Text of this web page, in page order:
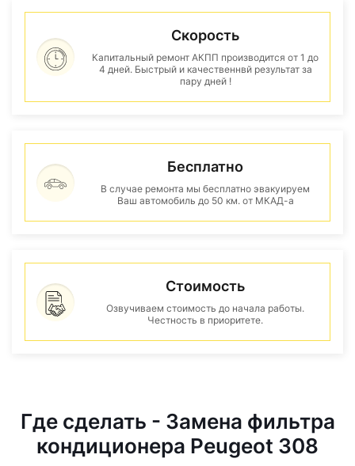
Скорость
Капитальный ремонт АКПП производится от 1 до
4 дней. Быстрый и качественнвй результат за
пару дней !
Бесплатно
В случае ремонта мы бесплатно эвакуируем
Ваш автомобиль до 50 км. от МКАД-а
Стоимость
Озвучиваем стоимость до начала работы.
Честность в приоритете.
Где сделать - Замена фильтра
кондиционера Peugeot 308